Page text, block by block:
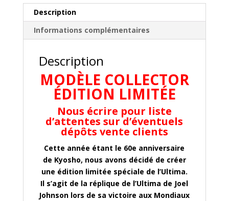
Description
Informations complémentaires
Description
MODÈLE COLLECTOR
ÉDITION LIMITÉE
Nous écrire pour liste
d’attentes sur d’éventuels
dépôts vente clients
Cette année étant le 60e anniversaire
de Kyosho, nous avons décidé de créer
une édition limitée spéciale de l’Ultima.
Il s’agit de la réplique de l’Ultima de Joel
Johnson lors de sa victoire aux Mondiaux